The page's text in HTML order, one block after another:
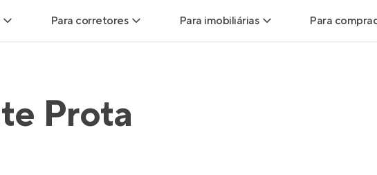
Para corretores
Corretor+
Para imobiliárias Para
Prota